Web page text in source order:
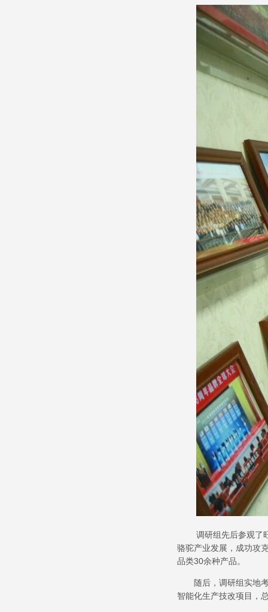
调研组先后参观了
骆驼产业发展，成功攻
品类30余种产品。
随后，调研组实地
智能化生产技改项目，